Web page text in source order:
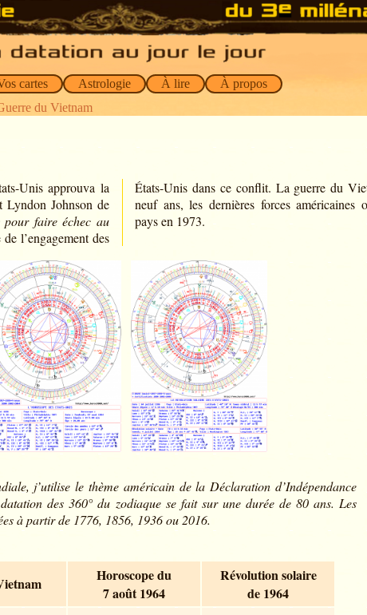
cartes Astrologie À lire
À propos
du Vietnam
Unis approuva la
Lyndon Johnson de
pour faire échec au
l’engagement des
États-Unis dans ce conflit. La guerre du
neuf ans, les dernières forces américaines
pays en 1973.
j’utilise le thème américain de la Déclaration d’Indépendance
des 360° du zodiaque se fait sur une durée de 80 ans. Les
à partir de 1776, 1856, 1936 ou 2016.
Horoscope du
7 août 1964
Révolution solaire
de 1964